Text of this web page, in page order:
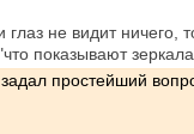
глаз не видит ничего,
показывают
простейший